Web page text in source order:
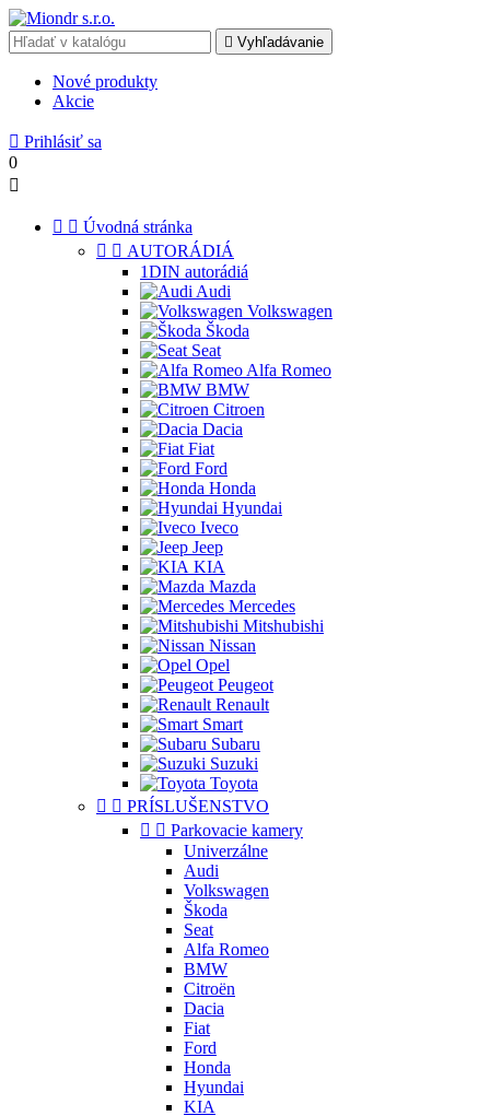
 Vyhľadávanie
Nové produkty
Akcie
 Prihlásiť sa
0

  Úvodná stránka
  AUTORÁDIÁ
1DIN autorádiá
Audi
Volkswagen
Škoda
Seat
Alfa Romeo
BMW
Citroen
Dacia
Fiat
Ford
Honda
Hyundai
Iveco
Jeep
KIA
Mazda
Mercedes
Mitshubishi
Nissan
Opel
Peugeot
Renault
Smart
Subaru
Suzuki
Toyota
  PRÍSLUŠENSTVO
  Parkovacie kamery
Univerzálne
Audi
Volkswagen
Škoda
Seat
Alfa Romeo
BMW
Citroën
Dacia
Fiat
Ford
Honda
Hyundai
KIA